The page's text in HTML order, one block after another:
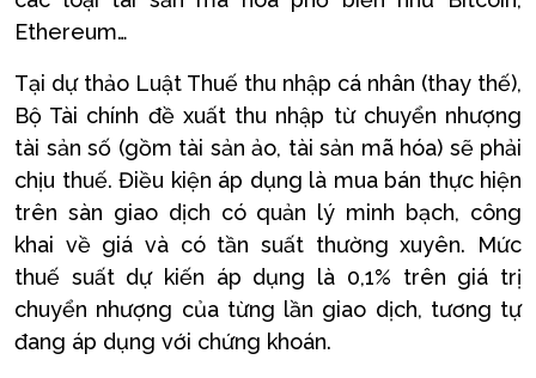
Ethereum…
Tại dự thảo Luật Thuế thu nhập cá nhân (thay thế),
Bộ Tài chính đề xuất thu nhập từ chuyển nhượng
tài sản số (gồm tài sản ảo, tài sản mã hóa) sẽ phải
chịu thuế. Điều kiện áp dụng là mua bán thực hiện
trên sàn giao dịch có quản lý minh bạch, công
khai về giá và có tần suất thường xuyên. Mức
thuế suất dự kiến áp dụng là 0,1% trên giá trị
chuyển nhượng của từng lần giao dịch, tương tự
đang áp dụng với chứng khoán.